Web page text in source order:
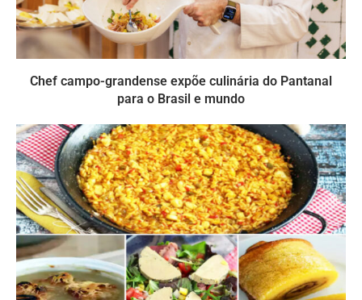
Chef campo-grandense expõe culinária do Pantanal
para o Brasil e mundo